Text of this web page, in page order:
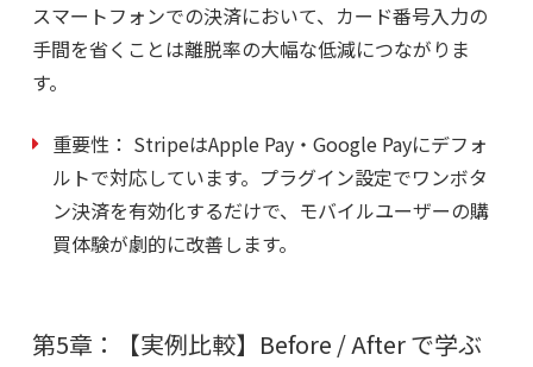
スマートフォンでの決済において、カード番号入力の
手間を省くことは離脱率の大幅な低減につながりま
す。
重要性： StripeはApple Pay・Google Payにデフォ
ルトで対応しています。プラグイン設定でワンボタ
ン決済を有効化するだけで、モバイルユーザーの購
買体験が劇的に改善します。
第5章：【実例比較】Before / After で学ぶ